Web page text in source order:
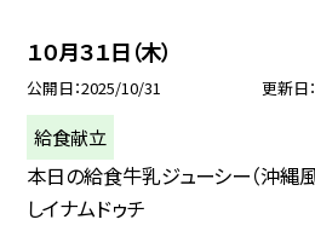
１０月３１日（木）
公開日 2025/10/31 更新日
給食献立
本日の給食牛乳ジューシー（沖縄
しイナムドゥチ